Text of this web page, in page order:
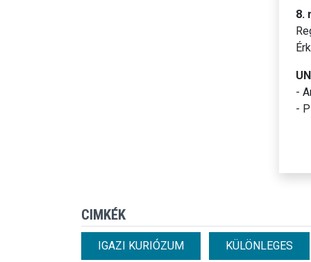
8.
-
-
CIMKÉK
IGAZI KURIÓZUM KÜLÖNLEGES